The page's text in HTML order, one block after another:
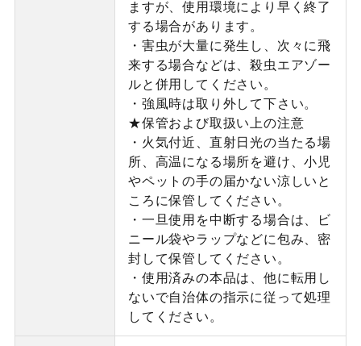
ますが、使用環境により早く終了
する場合があります。
・害虫が大量に発生し、次々に飛
来する場合などは、殺虫エアゾー
ルと併用してください。
・強風時は取り外して下さい。
★保管および取扱い上の注意
・火気付近、直射日光の当たる場
所、高温になる場所を避け、小児
やペットの手の届かない涼しいと
ころに保管してください。
・一旦使用を中断する場合は、ビ
ニール袋やラップなどに包み、密
封して保管してください。
・使用済みの本品は、他に転用し
ないで自治体の指示に従って処理
してください。